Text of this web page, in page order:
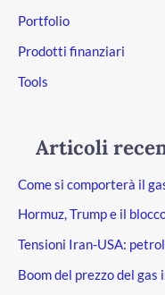
Portfolio
Prodotti finanziari
Tools
Articoli
Come si comporterà il
Hormuz, Trump e il
Tensioni Iran-USA:
Boom del prezzo del gas